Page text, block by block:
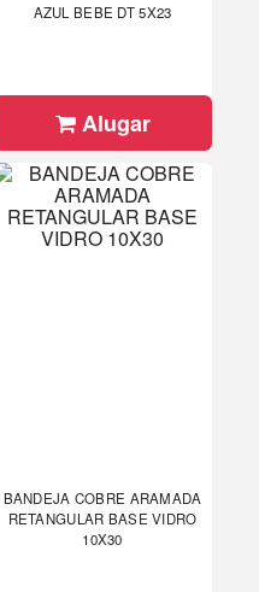
AZUL BEBE DT 5X23
Alugar
BANDEJA COBRE ARAMADA
RETANGULAR BASE VIDRO
10X30